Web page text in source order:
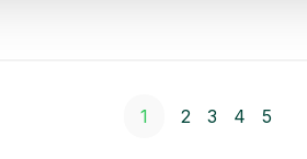
1 2 3 4 5